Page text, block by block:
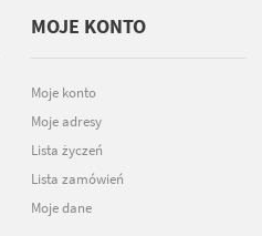
MOJE KONTO
Moje konto
Moje adresy
Lista życzeń
Lista zamówień
Moje dane